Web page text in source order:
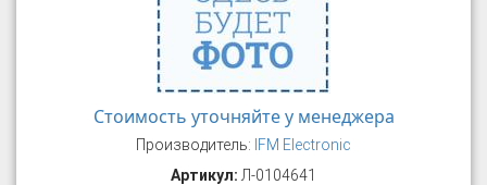
Стоимость уточняйте у менеджера
Производитель: IFM Electronic
Артикул: Л-0104641